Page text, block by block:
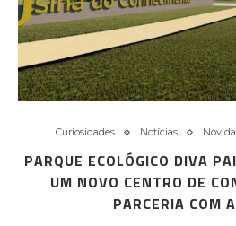
Curiosidades Notícias
PARQUE ECOLÓGICO DIVA
UM NOVO CENTRO DE
PARCERIA COM